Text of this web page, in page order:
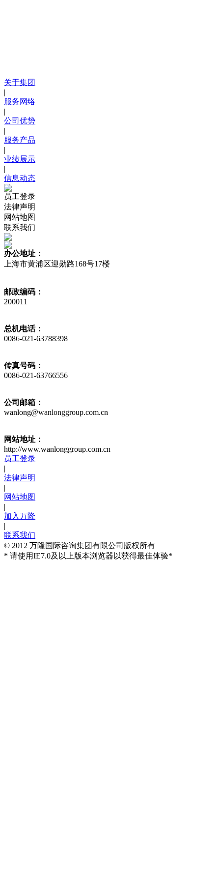
关于集团
|
服务网络
|
公司优势
|
服务产品
|
业绩展示
|
信息动态
员工登录
法律声明
网站地图
联系我们
办公地址：
上海市黄浦区迎勋路168号17楼
邮政编码：
200011
总机电话：
0086-021-63788398
传真号码：
0086-021-63766556
公司邮箱：
wanlong@wanlonggroup.com.cn
网站地址：
http://www.wanlonggroup.com.cn
员工登录
|
法律声明
|
网站地图
|
加入万隆
|
联系我们
© 2012 万隆国际咨询集团有限公司版权所有
* 请使用IE7.0及以上版本浏览器以获得最佳体验*